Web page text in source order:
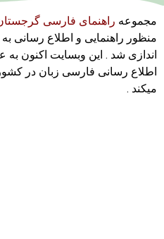
مجموعه راهنمای فارسی
منظور راهنمایی و اطلاع رسانی
اندازی شد . این وبسایت اکنون
اطلاع رسانی فارسی زبان در
میکند .